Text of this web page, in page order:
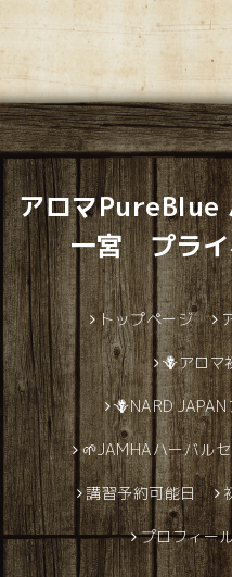
アロマ
一宮 プライ
トップページ
🪻アロマ
🪻NARD
🌱JAMHAハーバル
講習予約可能日
プロフィー